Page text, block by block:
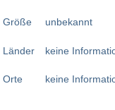
Größe
Länder
Orte
unbekannt
keine
keine